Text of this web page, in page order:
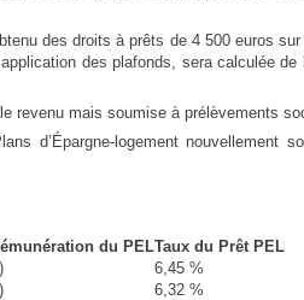
des droits à prêts de 4 500 euros
des plafonds, sera calculée
revenu mais soumise à prélèvements
d’Épargne-logement nouvellement
du PELTaux du Prêt PEL
6,45 %
6,32 %